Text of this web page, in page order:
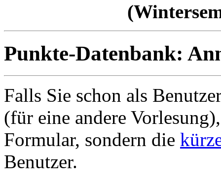
Punkte-Datenbank:
Falls Sie schon als
(für eine andere
Formular, sondern die
Benutzer.